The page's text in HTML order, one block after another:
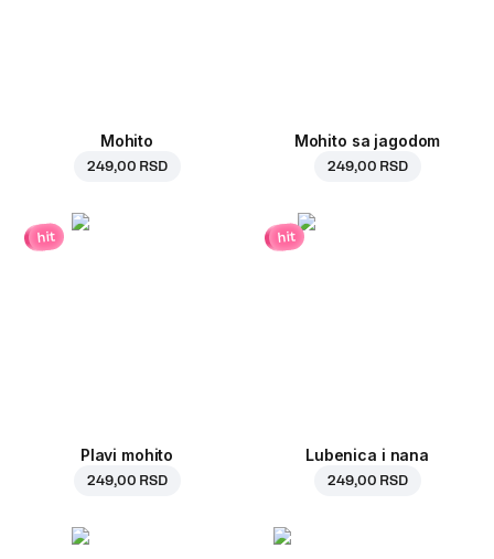
Mohito
249,00 RSD
Mohito sa jagodom
249,00 RSD
hit
Plavi mohito
249,00 RSD
hit
Lubenica i nana
249,00 RSD